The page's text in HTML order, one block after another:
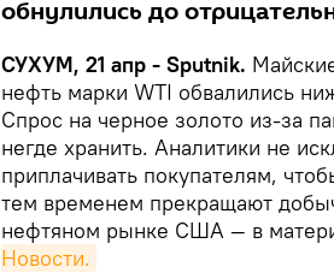
обнулились до
СУХУМ, 21 апр - Sputnik.
нефть марки WTI обвалились
Спрос на черное золото из-за
негде хранить. Аналитики не
приплачивать покупателям,
тем временем прекращают
нефтяном рынке США — в
Новости.